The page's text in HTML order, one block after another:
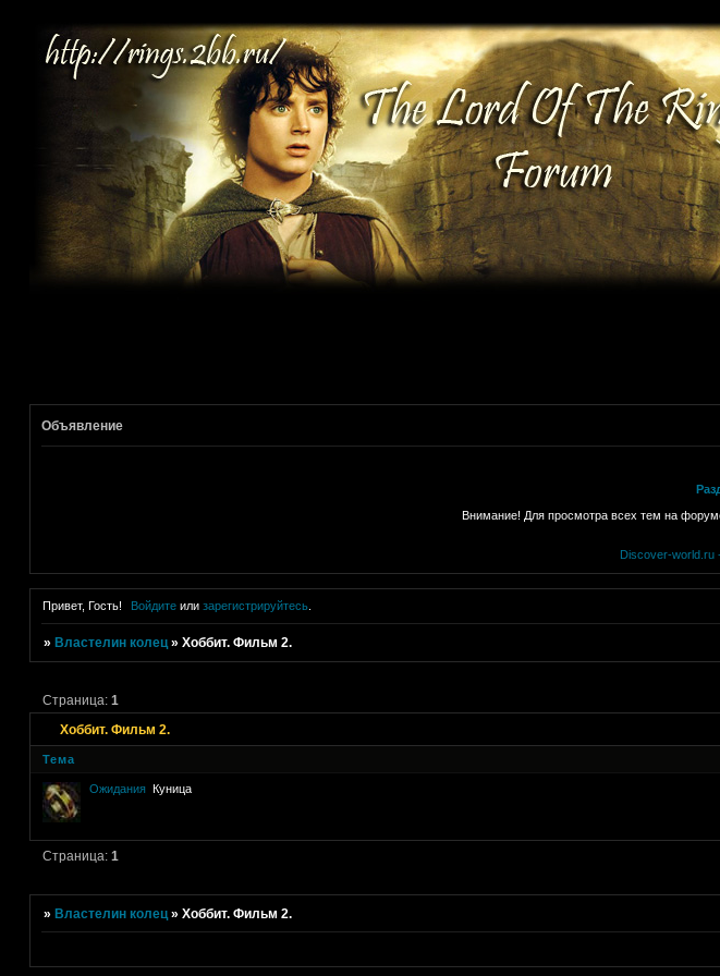
Объявление
Внимание! Для просмотра всех тем на
Discover-world.ru
Привет, Гость! Войдите илизарегистрируйтесь
» Властелин колец » Хоббит. Фильм 2.
Хоббит. Фильм 2.
Страница: 1
Тема
Ожидания
Куница
Страница: 1
» Властелин колец » Хоббит. Фильм 2.